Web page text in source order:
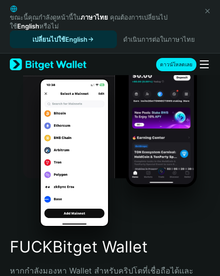
English
日本語
Tiếng Việt
Español (Latinoamérica)
Türkçe
Italiano
Português (Portugal)
Bahasa Indonesia
Português (Brasil)
Español (Argentina)
ขณะนี้คุณกำลังดูหน้านี้ในภาษาไทย คุณต้องการเปลี่ยนไป
ใช้Englishหรือไม่
เปลี่ยนไปใช้English
ดำเนินการต่อในภาษาไทย
ดาวน์โหลดเลย
FUCKBitget Wallet
หากกำลังมองหา Wallet สำหรับคริปโตที่เชื่อถือได้และ